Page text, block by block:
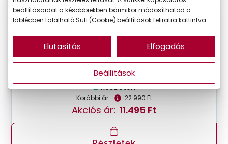
Seen
SNOU5006 VV00
Készleten
Korábbi ár: 22.990 Ft
Akciós ár: 11.495 Ft
beállításaidat a későbbiekben bármikor módosíthatod a
láblécben található Süti (Cookie) beállítások feliratra kattintva.
Beállítások
Elutasítás Elfogadás